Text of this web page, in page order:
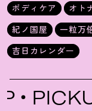
ボディケア
オト
紀ノ国屋
一粒万
吉日カレンダー